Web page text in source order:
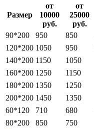
Раз­мер
от
10000­
руб.
от
25000­
руб.
90*200 950 850
120*200 1050 950
140*200 1150 1050
160*200 1250 1150
180*200 1350 1250
200*200 1450 1350
60*120
710 680
80*200
850 750